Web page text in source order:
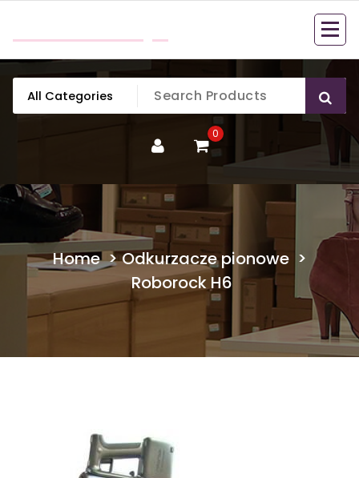
content
0
Home>Odkurzacze pionowe >
Roborock H6